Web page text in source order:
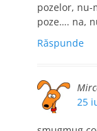
pozelor, nu-
poze…. na,
Răspunde
25